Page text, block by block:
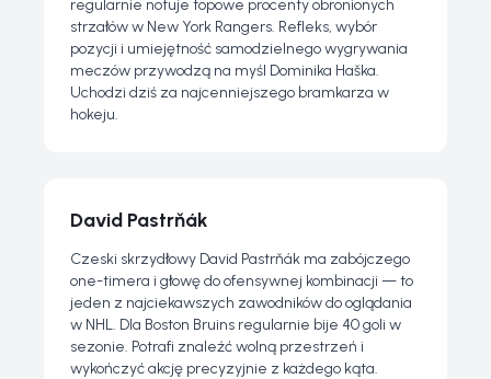
regularnie notuje topowe procenty obronionych
strzałów w New York Rangers. Refleks, wybór
pozycji i umiejętność samodzielnego wygrywania
meczów przywodzą na myśl Dominika Haška.
Uchodzi dziś za najcenniejszego bramkarza w
hokeju.
David Pastrňák
Czeski skrzydłowy David Pastrňák ma zabójczego
one-timera i głowę do ofensywnej kombinacji — to
jeden z najciekawszych zawodników do oglądania
w NHL. Dla Boston Bruins regularnie bije 40 goli w
sezonie. Potrafi znaleźć wolną przestrzeń i
wykończyć akcję precyzyjnie z każdego kąta.